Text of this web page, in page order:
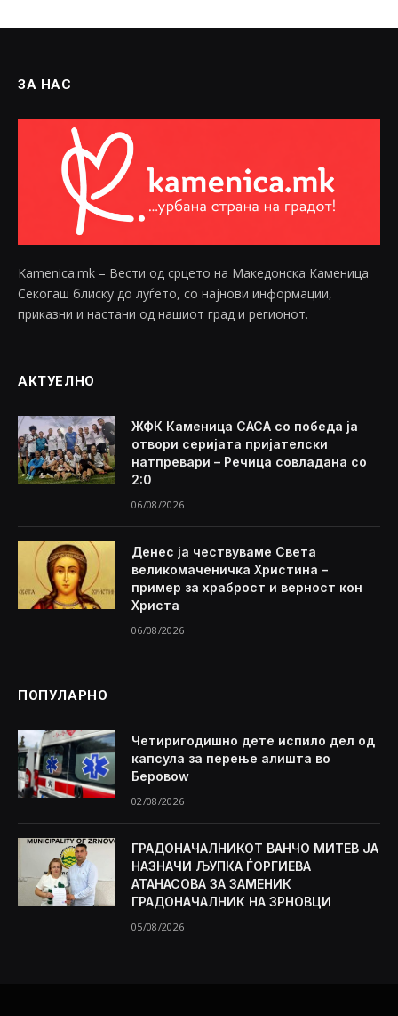
ЗА НАС
Kamenica.mk – Вести од срцето на Македонска Каменица
Секогаш блиску до луѓето, со најнови информации,
приказни и настани од нашиот град и регионот.
АКТУЕЛНО
ЖФК Каменица САСА со победа ја
отвори серијата пријателски
натпревари – Речица совладана со
2:0
06/08/2026
Денес ја чествуваме Света
великомаченичка Христина –
пример за храброст и верност кон
Христа
06/08/2026
ПОПУЛАРНО
Четиригодишно дете испило дел од
капсула за перење алишта во
Беровоw
02/08/2026
ГРАДОНАЧАЛНИКОТ ВАНЧО МИТЕВ ЈА
НАЗНАЧИ ЉУПКА ЃОРГИЕВА
АТАНАСОВА ЗА ЗАМЕНИК
ГРАДОНАЧАЛНИК НА ЗРНОВЦИ
05/08/2026